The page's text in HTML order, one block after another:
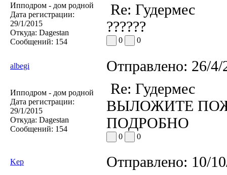
Ипподром - дом родной
Дата регистрации:
29/1/2015
Откуда: Dagestan
Сообщений: 154
Re: Гудермес
??????
0 0
albegi Отправлено: 26/
Ипподром - дом родной
Дата регистрации:
29/1/2015
Откуда: Dagestan
Сообщений: 154
Re: Гудермес
ВЫЛОЖИТЕ
ПОДРОБНО
0 0
Kep Отправлено: 10/